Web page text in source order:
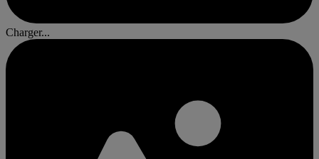
Charger...